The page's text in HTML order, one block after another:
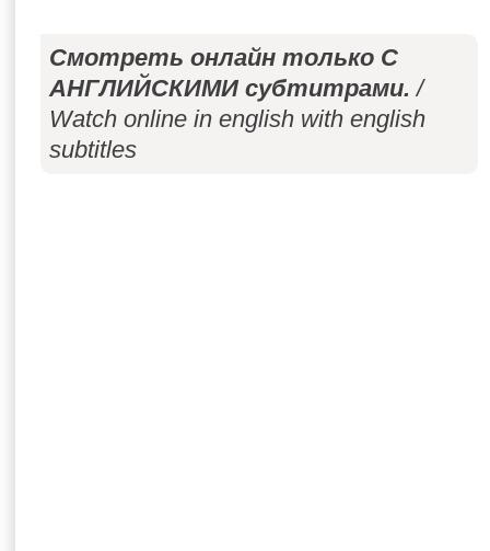
Смотреть онлайн только С
АНГЛИЙСКИМИ субтитрами. /
Watch online in english with english
subtitles